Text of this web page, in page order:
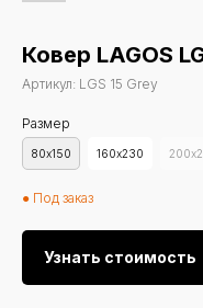
Ковер LAGOS
Артикул: LGS 15 Grey
Размер
80х150 160х230
● Под заказ
Узнать стоимость